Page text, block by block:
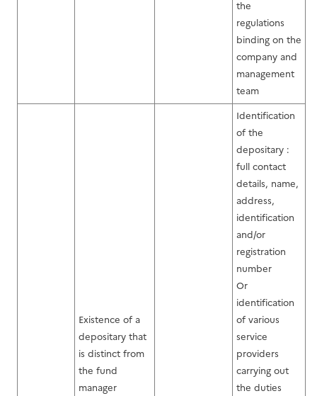
the
regulations
binding on the
company and
management
team
Existence of a
depositary that
is distinct from
the fund
manager
Identification
of the
depositary :
full contact
details, name,
address,
identification
and/or
registration
number
Or
identification
of various
service
providers
carrying out
the duties